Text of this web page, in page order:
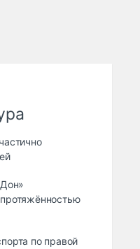
по правой